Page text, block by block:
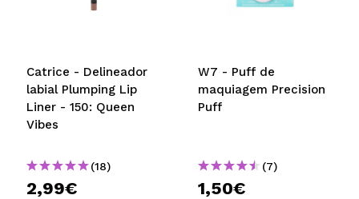
Catrice - Delineador
labial Plumping Lip
Liner - 150: Queen
Vibes
(18)
2,99€
W7 - Puff de
maquiagem Precision
Puff
(7)
1,50€